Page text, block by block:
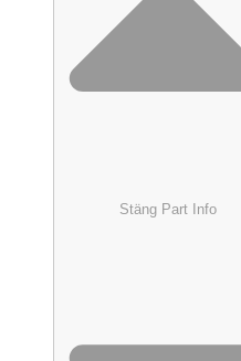
Stäng Part Info